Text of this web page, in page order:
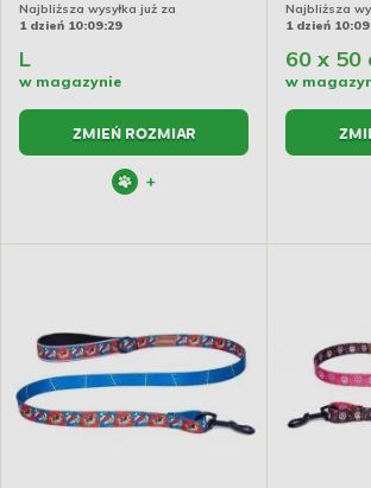
Najbliższa wysyłka już za
1 dzień 10:09:29
L
w magazynie
ZMIEŃ ROZMIAR
+
Najbliższa
1 dzień
60 x 50
w